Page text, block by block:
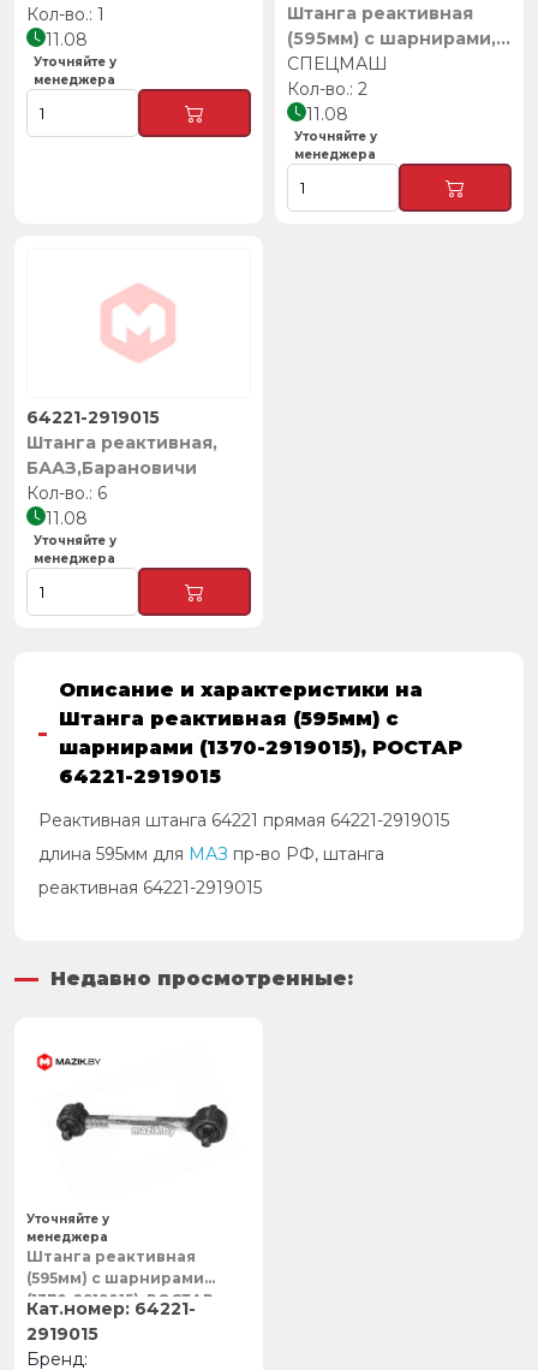
1
11.08
Уточняйте у
менеджера
Штанга реактивная
(595мм) с шарнирами,
СПЕЦМАШ
СПЕЦМАШ
2
11.08
Уточняйте у
менеджера
Штанга реактивная,
БААЗ,Барановичи
64221-2919015
6
11.08
Уточняйте у
менеджера
Описание и характеристики на
Штанга реактивная (595мм) с
шарнирами (1370-2919015), РОСТАР
64221-2919015
Реактивная штанга 64221 прямая 64221-2919015
длина 595мм для МАЗ пр-во РФ, штанга
реактивная 64221-2919015
Недавно просмотренные:
Штанга реактивная
(595мм) с шарнирами
(1370-2919015), РОСТАР
64221-
2919015
Уточняйте у
менеджера